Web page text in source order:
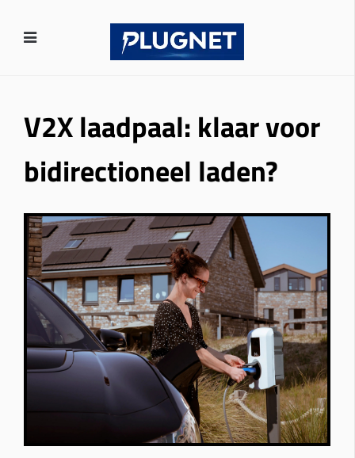
V2X laadpaal: klaar voor
bidirectioneel laden?